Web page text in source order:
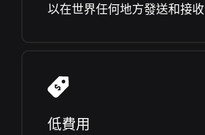
以在世界任何地方發送和接收
低費用